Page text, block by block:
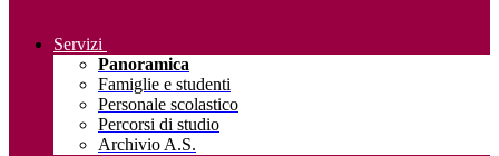
Servizi
Panoramica
Famiglie e studenti
Personale scolastico
Percorsi di studio
Archivio A.S.